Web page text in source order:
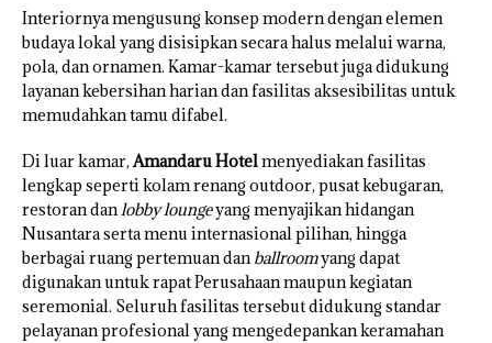
Interiornya mengusung konsep modern dengan elemen
budaya lokal yang disisipkan secara halus melalui warna,
pola, dan ornamen. Kamar-kamar tersebut juga didukung
layanan kebersihan harian dan fasilitas aksesibilitas untuk
memudahkan tamu difabel.
Di luar kamar,Amandaru Hotelmenyediakan fasilitas
lengkap seperti kolam renang outdoor, pusat kebugaran,
restoran danlobby loungeyang menyajikan hidangan
Nusantara serta menu internasional pilihan, hingga
berbagai ruang pertemuan danballroomyang dapat
digunakan untuk rapat Perusahaan maupun kegiatan
seremonial. Seluruh fasilitas tersebut didukung standar
pelayanan profesional yang mengedepankan keramahan